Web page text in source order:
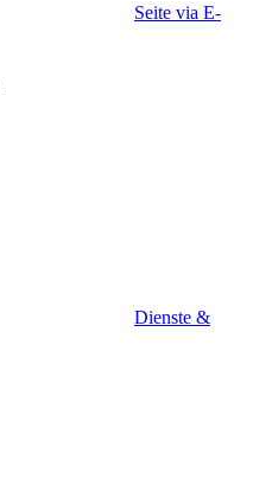
Seite via E-
Dienste &